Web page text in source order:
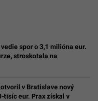
spor o 3,1 milióna eur.
stroskotala na
v Bratislave nový
tisíc eur. Prax získal v